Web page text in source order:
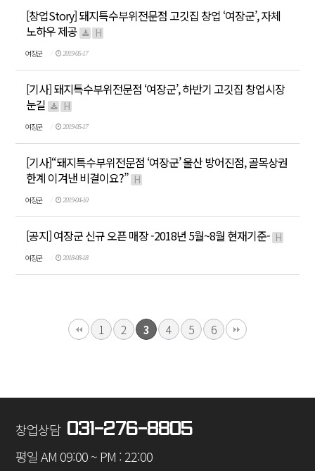
[창업Story] 돼지특수부위전문점 고깃집 창업 ‘여장군’, 자체
노하우 제공
H
여장군 2019-05-17
[기사] 돼지특수부위전문점 ‘여장군’, 하반기 고깃집 창업시장
눈길
H
여장군 2019-05-17
[기사]“돼지특수부위전문점 ‘여장군’ 울산 방어진점, 골목상권
한계 이겨낸 비결이요?” H
여장군 2019-04-10
[공지] 여장군 신규 오픈 매장 -2018년 5월~8월 현재기준- H
여장군 2018-08-18
1 2 3 4 5 6
창업상담 031-276-8805
평일 AM 09:00 ~ PM : 22:00